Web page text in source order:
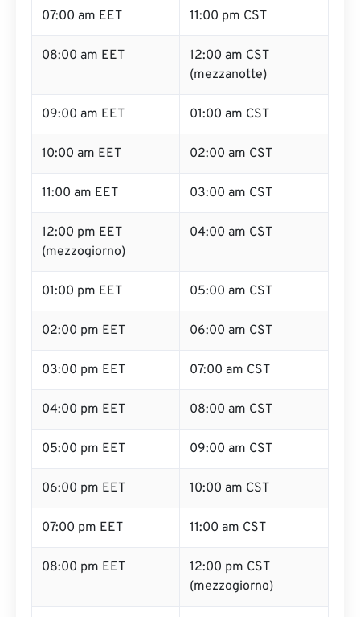
07:00 am EET 11:00 pm CST
08:00 am EET
12:00 am CST
(mezzanotte)
09:00 am EET 01:00 am CST
10:00 am EET 02:00 am CST
11:00 am EET 03:00 am CST
12:00 pm EET
(mezzogiorno)
04:00 am CST
01:00 pm EET 05:00 am CST
02:00 pm EET 06:00 am CST
03:00 pm EET 07:00 am CST
04:00 pm EET 08:00 am CST
05:00 pm EET 09:00 am CST
06:00 pm EET 10:00 am CST
07:00 pm EET 11:00 am CST
08:00 pm EET
12:00 pm CST
(mezzogiorno)